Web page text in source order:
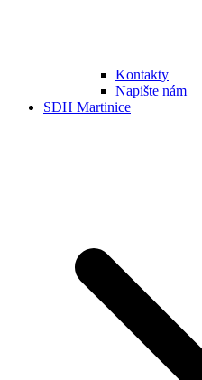
Kontakty
Napište nám
SDH Martinice